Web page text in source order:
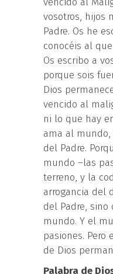
vosotros, hijos
Padre. Os he
conocéis al
Os escribo a
porque sois
Dios
vencido al
ni lo que hay
ama al
del Padre.
mundo –las
terreno, y la
arrogancia del
del Padre,
mundo. Y el
pasiones.
de Dios
Palabra de